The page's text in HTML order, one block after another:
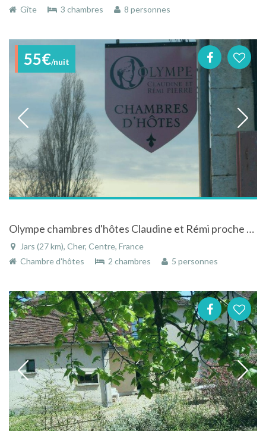
Gîte 3 chambres 8 personnes
55€/nuit
Olympe chambres d'hôtes Claudine et Rémi proche de Sancerre
Jars (27 km), Cher, Centre, France
Chambre d'hôtes
2 chambres 5 personnes